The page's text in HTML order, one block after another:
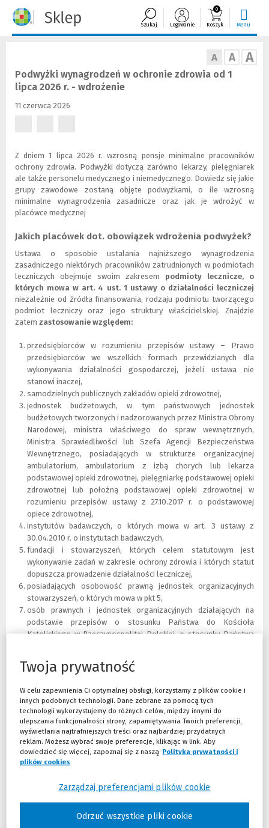
Szukaj Logowanie
0
Koszyk Menu
A A A
Podwyżki wynagrodzeń w ochronie zdrowia od 1
lipca 2026 r. - wdrożenie
11 czerwca 2026
Z dniem 1 lipca 2026 r. wzrosną pensje minimalne pracowników
ochrony zdrowia. Podwyżki dotyczą zarówno lekarzy, pielęgniarek
ale także personelu medycznego i niemedycznego. Dowiedz się jakie
grupy zawodowe zostaną objęte podwyżkami, o ile wzrosną
minimalne wynagrodzenia zasadnicze oraz jak je wdrożyć w
placówce medycznej
Jakich placówek dot. obowiązek wdrożenia podwyżek?
Ustawa o sposobie ustalania najniższego wynagrodzenia
zasadniczego niektórych pracowników zatrudnionych w podmiotach
leczniczych obejmuje swoim zakresem podmioty lecznicze, o
których mowa w art. 4 ust. 1 ustawy o działalności leczniczej
niezależnie od źródła finansowania, rodzaju podmiotu tworzącego
podmiot leczniczy oraz jego struktury właścicielskiej. Znajdzie
zatem zastosowanie względem:
przedsiębiorców w rozumieniu przepisów ustawy – Prawo
przedsiębiorców we wszelkich formach przewidzianych dla
wykonywania działalności gospodarczej, jeżeli ustawa nie
stanowi inaczej,
samodzielnych publicznych zakładów opieki zdrowotnej,
jednostek budżetowych, w tym państwowych jednostek
budżetowych tworzonych i nadzorowanych przez Ministra Obrony
Narodowej, ministra właściwego do spraw wewnętrznych,
Ministra Sprawiedliwości lub Szefa Agencji Bezpieczeństwa
Wewnętrznego, posiadających w strukturze organizacyjnej
ambulatorium, ambulatorium z izbą chorych lub lekarza
podstawowej opieki zdrowotnej, pielęgniarkę podstawowej opieki
zdrowotnej lub położną podstawowej opieki zdrowotnej w
rozumieniu przepisów ustawy z 27.10.2017 r. o podstawowej
opiece zdrowotnej,
instytutów badawczych, o których mowa w art. 3 ustawy z
30.04.2010 r. o instytutach badawczych,
fundacji i stowarzyszeń, których celem statutowym jest
wykonywanie zadań w zakresie ochrony zdrowia i których statut
dopuszcza prowadzenie działalności leczniczej,
posiadających osobowość prawną jednostek organizacyjnych
stowarzyszeń, o których mowa w pkt 5,
osób prawnych i jednostek organizacyjnych działających na
podstawie przepisów o stosunku Państwa do Kościoła
Katolickiego w Rzeczypospolitej Polskiej, o stosunku Państwa
gwarancjach wolności sumienia i wyznania,
jednostek wojskowych
– w zakresie,w jakim wykonują działalność leczniczą.
Ustawazobowiązuje kierowników podmiotów leczniczych
dokonania podwyższenia wynagrodzeń zasadniczych
pracowników, których to wynagrodzenie jestniższe od najniższego
wynagrodzenia zasadniczego, ustalonego jako iloczyn
współczynnika pracy określonego w załączniku do ustawy i kwoty
narodowej w roku poprzedzającym ustalenie. Mając na uwadze, że
kwota ta za 2025 r. (do którego będą się odnosić płace w bieżącym
stało się dokonanie podwyżek wynagrodzeń od 1 lipca 2026 r.
Twoja prywatność
W celu zapewnienia Ci optymalnej obsługi, korzystamy z plików cookie i
innych podobnych technologii. Dane zebrane za pomocą tych
technologii wykorzystujemy do różnych celów, między innymi do
ulepszania funkcjonalności strony, zapamiętywania Twoich preferencji,
wyświetlania najtrafniejszych treści oraz najbardziej przydatnych
reklam. Możesz wybrać swoje preferencje, klikając w link. Aby
dowiedzieć się więcej, zapoznaj się z naszą Polityka prywatności i
plików cookies
Odrzuć wszystkie pliki cookie
Zarządzaj preferencjami plików cookie